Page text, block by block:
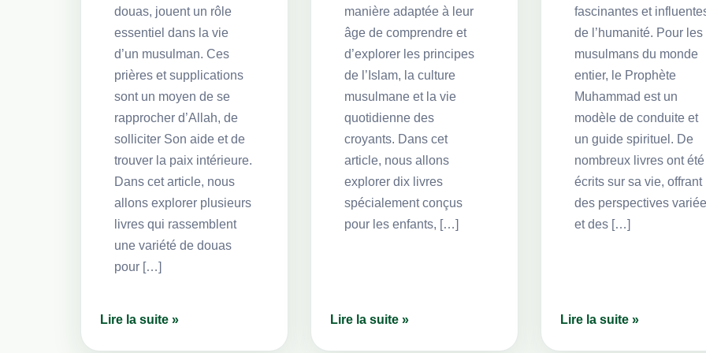
douas, jouent un rôle
essentiel dans la vie
d’un musulman. Ces
prières et supplications
sont un moyen de se
rapprocher d’Allah, de
solliciter Son aide et de
trouver la paix intérieure.
Dans cet article, nous
allons explorer plusieurs
livres qui rassemblent
une variété de douas
pour […]
Lire la suite »
manière adaptée à leur
âge de comprendre et
d’explorer les principes
de l’Islam, la culture
musulmane et la vie
quotidienne des
croyants. Dans cet
article, nous allons
explorer dix livres
spécialement conçus
pour les enfants, […]
Lire la suite »
fascinantes et
de l’humanité. Pour les
musulmans du monde
entier, le Prophète
Muhammad est un
modèle de conduite et
un guide spirituel. De
nombreux livres ont été
écrits sur sa vie, offrant
des perspectives
et des […]
Lire la suite »